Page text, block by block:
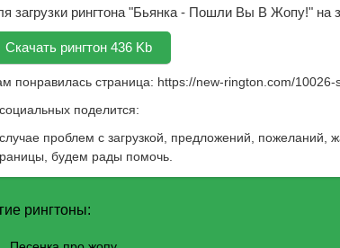
загрузки рингтона "Бьянка - Пошли Вы В Жопу!" на
Скачать рингтон 436 Kb
понравилась страница: https://new-rington.com/
поделится:
проблем с загрузкой, предложений, пожеланий,
будем рады помочь.
рингтоны: